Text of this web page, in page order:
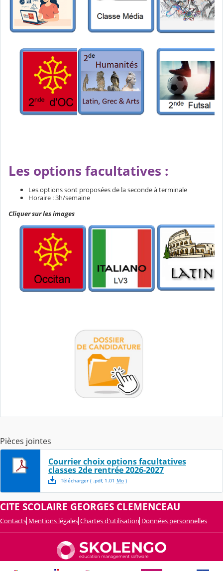
Les options facultatives :
Les options sont proposées de la seconde à terminale
Horaire : 3h/semaine
Cliquer sur les images
Pièces jointes
Courrier choix options facultatives
classes 2de rentrée 2026-2027
Télécharger( .pdf, 1.01 Mo)
CITE SCOLAIRE GEORGES CLEMENCEAU
Contacts Mentions légales Chartes d'utilisation Données personnelles